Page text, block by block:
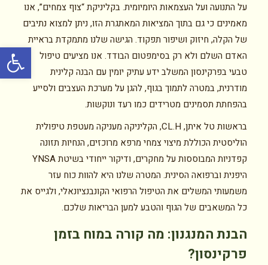
פתח
על התנועה ועל העצמאות היומיומית. בקליניקת “צוף צמחים”, אנו
מאמינים כי גם בתוך המציאות המאתגרת הזו, ניתן למצוא נתיבים
של הקלה, חיזוק ושיפור תפקוד. הגישה שלנו מתמקדת בראיית
האדם השלם ולא רק בסימפטום הבודד. אנו מציעים טיפול
טבעי בפרקינסון המשלב ידע עתיק יומין עם הבנה קלינית
מודרנית, במטרה לתמוך בגוף, להגן על מערכת העצבים ולסייע
בהפחתת תסמינים מטרידים כמו רעד ונוקשות.
בראשות טל איתן, CL.H, הקליניקה מעניקה מעטפת טיפולית
הוליסטית הכוללת מיצוי צמחי מרפא מרוכזים, הנחיות תזונה
קפדניות המבוססות על מחקרים, ודיקור ייחודי בשיטת YNSA
היפנית וברפואה הסינית. המטרה שלנו היא להוות כוח עזר
משמעותי המשלים את הטיפול הרפואי הקונבנציונאלי, ולגייס את
כל המשאבים של הגוף והטבע למען הבריאות שלכם.
הבנת המנגנון: מה קורה במוח בזמן
פרקינסון?